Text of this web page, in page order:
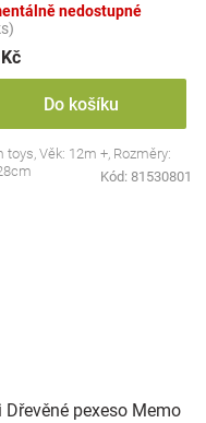
nedostupné
Do košíku
toys, Věk: 12m +, Rozměry:
Kód: 81530801
Dřevěné pexeso Memo